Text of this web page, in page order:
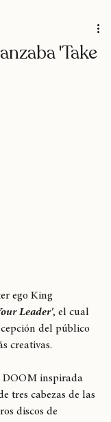
'Take
ego King
Leader' , el cual
del público
DOOM inspirada
tres cabezas de las